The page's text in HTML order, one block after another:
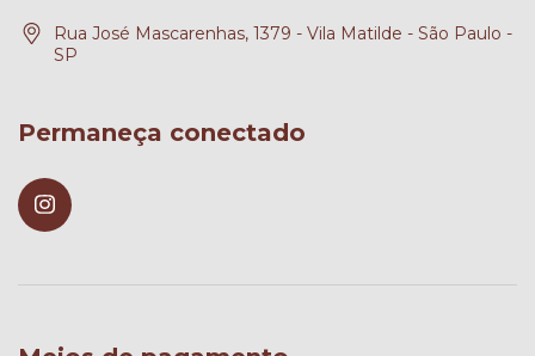
Rua José Mascarenhas, 1379 - Vila Matilde - São Paulo -
SP
Permaneça conectado